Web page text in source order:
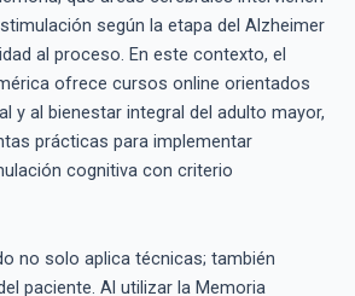
según la etapa del Alzheimer
al proceso. En este contexto, el
ofrece cursos online orientados
y al bienestar integral del adulto mayor,
prácticas para implementar
cognitiva con criterio
no solo aplica técnicas; también
paciente. Al utilizar la Memoria